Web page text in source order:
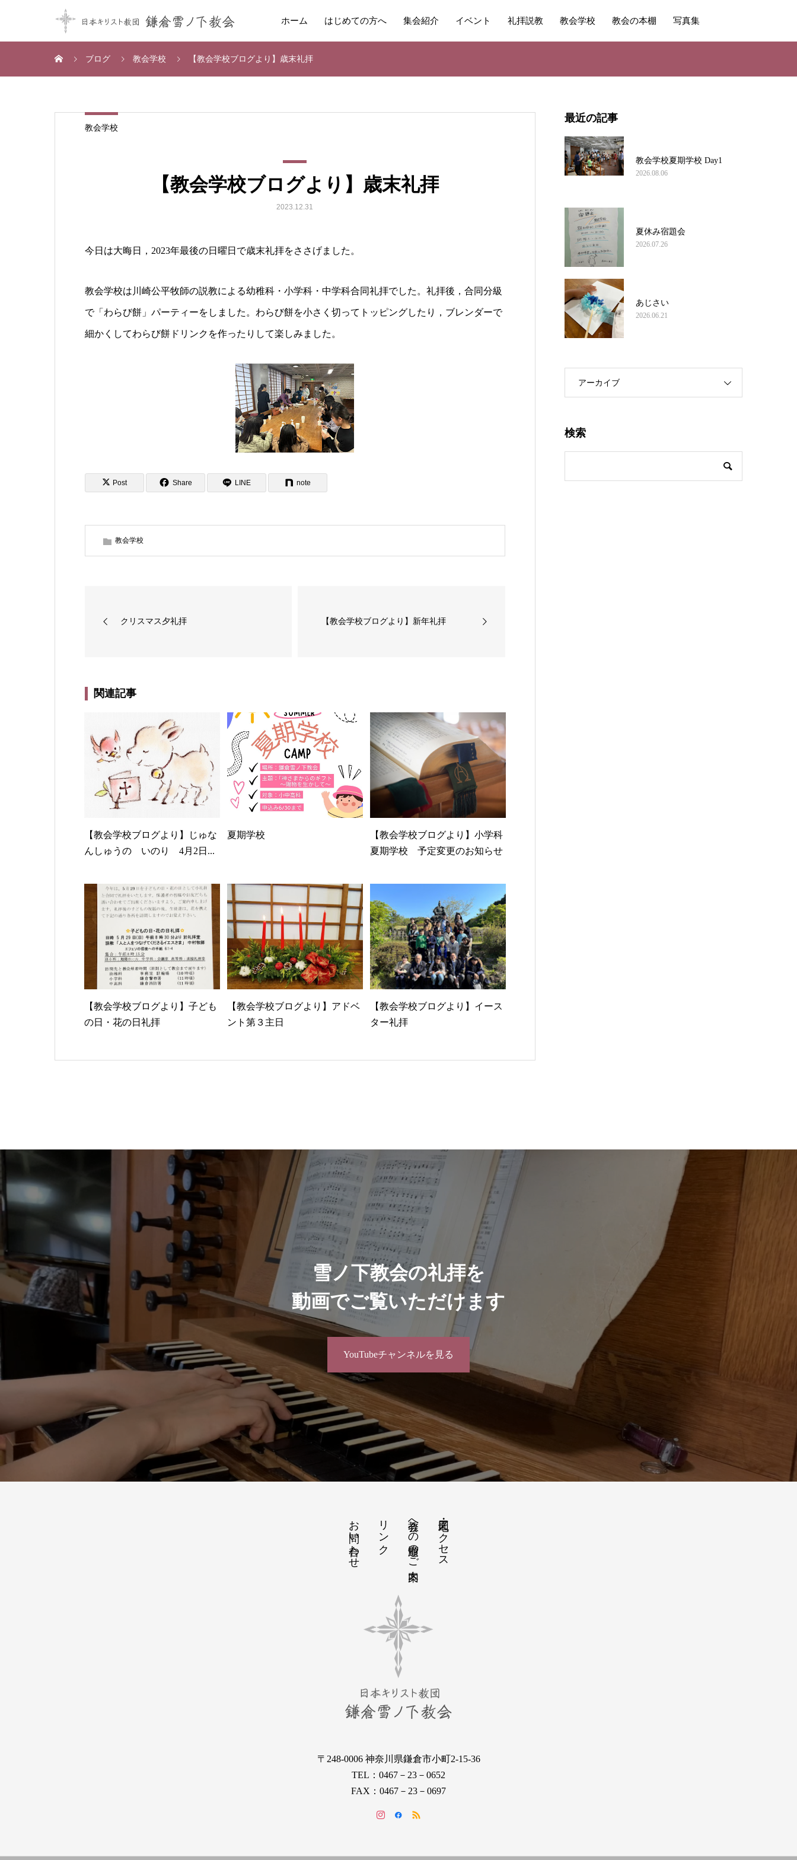
ホーム はじめての方へ 集会紹介 イベント 礼拝説教 教会学校 教会の本棚 写真集
ブログ 教会学校 【教会学校ブログより】歳末礼拝
教会学校
【教会学校ブログより】歳末礼拝
2023.12.31
今日は大晦日，2023年最後の日曜日で歳末礼拝をささげました。
教会学校は川崎公平牧師の説教による幼稚科・小学科・中学科合同礼拝でした。礼拝後，合同分級
で「わらび餅」パーティーをしました。わらび餅を小さく切ってトッピングしたり，ブレンダーで
細かくしてわらび餅ドリンクを作ったりして楽しみました。
Post Share LINE note
教会学校
クリスマス夕礼拝 【教会学校ブログより】新年礼拝
関連記事
【教会学校ブログより】じゅな
んしゅうの いのり 4月2日...
夏期学校
【教会学校ブログより】小学科
夏期学校 予定変更のお知らせ
【教会学校ブログより】子ども
の日・花の日礼拝
【教会学校ブログより】アドベ
ント第３主日
【教会学校ブログより】イース
ター礼拝
最近の記事
教会学校夏期学校 Day1
2026.08.06
夏休み宿題会
2026.07.26
あじさい
2026.06.21
アーカイブ
検索
雪ノ下教会の礼拝を
動画でご覧いただけます
YouTubeチャンネルを見る
地図・アクセス
教会への道順のご案内
リンク
お問い合わせ
〒248-0006 神奈川県鎌倉市小町2-15-36
TEL：0467－23－0652
FAX：0467－23－0697